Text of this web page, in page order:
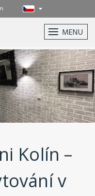
MENU
Kolín –
v